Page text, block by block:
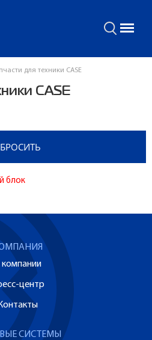
для техники CASE
CASE
блок
центр
Контакты
СИСТЕМЫ